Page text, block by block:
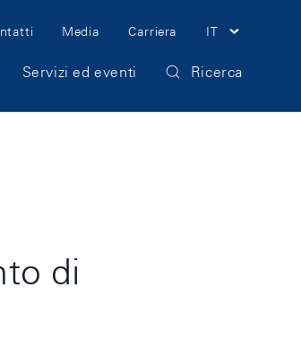
Media Carriera IT
Servizi ed eventi Ricerca
di